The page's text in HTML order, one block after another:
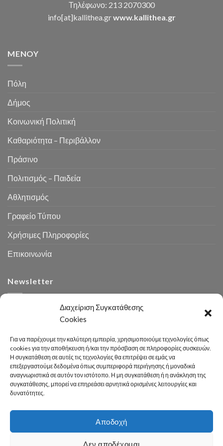
Διαχείριση Συγκατάθεσης
Cookies
Για να παρέχουμε την καλύτερη εμπειρία, χρησιμοποιούμε τεχνολογίες όπως
cookies για την αποθήκευση ή/και την πρόσβαση σε πληροφορίες συσκευών.
Η συγκατάθεση σε αυτές τις τεχνολογίες θα επιτρέψει σε εμάς να
επεξεργαστούμε δεδομένα όπως συμπεριφορά περιήγησης ή μοναδικά
αναγνωριστικά σε αυτόν τον ιστότοπο. Η μη συγκατάθεση ή η ανάκληση της
συγκατάθεσης, μπορεί να επηρεάσει αρνητικά ορισμένες λειτουργίες και
δυνατότητες.
Αποδοχή
Δεν αποδέχομαι
Τηλέφωνο: 213 2070300
info[at]kallithea.grwww.kallithea.gr
MENOY
Πόλη
Δήμος
Κοινωνική Πολιτική
Καθαριότητα – Περιβάλλον
Πράσινο
Πολιτισμός – Παιδεία
Αθλητισμός
Γραφείο Τύπου
Χρήσιμες Πληροφορίες
Επικοινωνία
Newsletter
Αναζήτηση
Developed 2026 by